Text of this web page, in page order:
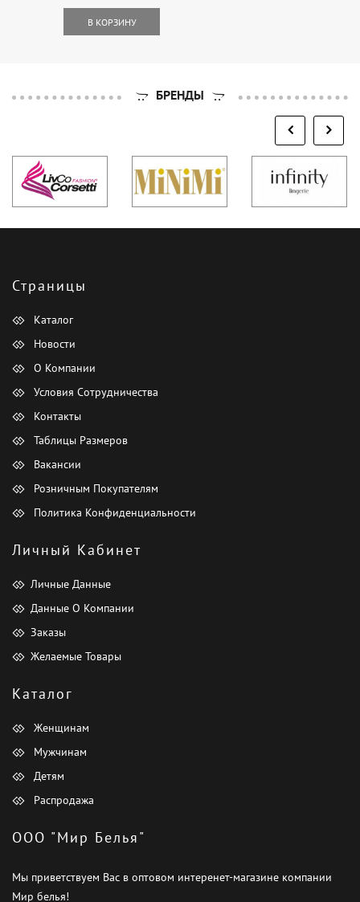
В КОРЗИНУ
БРЕНДЫ
Страницы
Каталог
Новости
О Компании
Условия Сотрудничества
Контакты
Таблицы Размеров
Вакансии
Розничным Покупателям
Политика Конфиденциальности
Личный Кабинет
Личные Данные
Данные О Компании
Заказы
Желаемые Товары
Каталог
Женщинам
Мужчинам
Детям
Распродажа
ООО "Мир Белья"
Мы приветствуем Вас в оптовом интеренет-магазине компании
Мир белья!